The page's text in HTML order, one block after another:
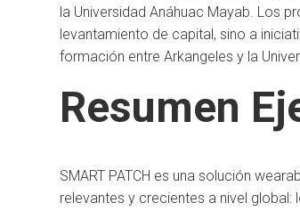
la Universidad Anáhuac Mayab. Los
levantamiento de capital, sino a
formación entre Arkangeles y la
Resumen
SMART PATCH es una solución
relevantes y crecientes a nivel